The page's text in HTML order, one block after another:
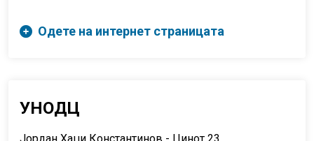
Одете на интернет страницата
УНОДЦ